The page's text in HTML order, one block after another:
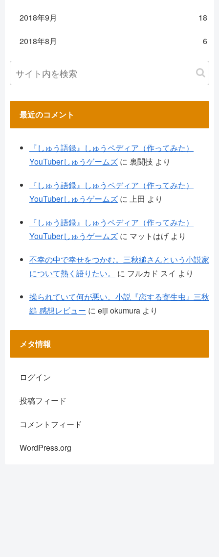
2018年9月 18
2018年8月 6
最近のコメント
『しゅう語録』しゅうペディア（作ってみた）
YouTuberしゅうゲームズ に 裏闘技 より
『しゅう語録』しゅうペディア（作ってみた）
YouTuberしゅうゲームズ に 上田 より
『しゅう語録』しゅうペディア（作ってみた）
YouTuberしゅうゲームズ に マットはげ より
不幸の中で幸せをつかむ。三秋縋さんという小説家
について熱く語りたい。
に フルカド スイ より
操られていて何が悪い。小説『恋する寄生虫』三秋
縋 感想レビュー に eiji okumura より
メタ情報
ログイン
投稿フィード
コメントフィード
WordPress.org